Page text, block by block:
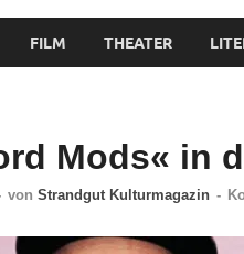
FILM THEATER
Mods« in
von Strandgut Kulturmagazin -